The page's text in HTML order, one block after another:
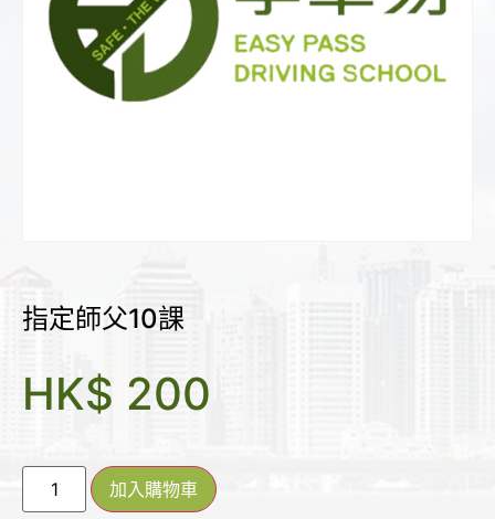
指定師父10課
HK$ 200
加入購物車